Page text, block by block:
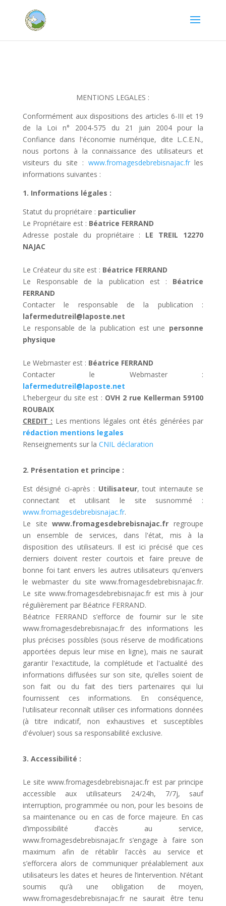
MENTIONS LEGALES :
Conformément aux dispositions des articles 6-III et 19
de la Loi n° 2004-575 du 21 juin 2004 pour la
Confiance dans l'économie numérique, dite L.C.E.N.,
nous portons à la connaissance des utilisateurs et
visiteurs du site : www.fromagesdebrebisnajac.frles
informations suivantes :
1. Informations légales :
Statut du propriétaire : particulier
Le Propriétaire est : Béatrice FERRAND
Adresse postale du propriétaire : LE TREIL 12270
NAJAC
Le Créateur du site est : Béatrice FERRAND
Le Responsable de la publication est : Béatrice
FERRAND
Contacter le responsable de la publication :
lafermedutreil@laposte.net
Le responsable de la publication est une personne
physique
Le Webmaster est : Béatrice FERRAND
Contacter le Webmaster :
lafermedutreil@laposte.net
L’hebergeur du site est : OVH 2 rue Kellerman 59100
ROUBAIX
CREDIT : Les mentions légales ont étés générées par
rédaction mentions legales
Renseignements sur la CNIL déclaration
2. Présentation et principe :
Est désigné ci-après : Utilisateur, tout internaute se
connectant et utilisant le site susnommé :
www.fromagesdebrebisnajac.fr.
Le sitewww.fromagesdebrebisnajac.fr regroupe
un ensemble de services, dans l'état, mis à la
disposition des utilisateurs. Il est ici précisé que ces
derniers doivent rester courtois et faire preuve de
bonne foi tant envers les autres utilisateurs qu'envers
le webmaster du site www.fromagesdebrebisnajac.fr.
Le site www.fromagesdebrebisnajac.fr est mis à jour
régulièrement par Béatrice FERRAND.
Béatrice FERRAND s’efforce de fournir sur le site
www.fromagesdebrebisnajac.fr des informations les
plus précises possibles (sous réserve de modifications
apportées depuis leur mise en ligne), mais ne saurait
garantir l'exactitude, la complétude et l'actualité des
informations diffusées sur son site, qu’elles soient de
son fait ou du fait des tiers partenaires qui lui
fournissent ces informations. En conséquence,
l'utilisateur reconnaît utiliser ces informations données
(à titre indicatif, non exhaustives et susceptibles
d'évoluer) sous sa responsabilité exclusive.
3. Accessibilité :
Le site www.fromagesdebrebisnajac.fr est par principe
accessible aux utilisateurs 24/24h, 7/7j, sauf
interruption, programmée ou non, pour les besoins de
sa maintenance ou en cas de force majeure. En cas
d’impossibilité d’accès au service,
www.fromagesdebrebisnajac.fr s’engage à faire son
maximum afin de rétablir l’accès au service et
s’efforcera alors de communiquer préalablement aux
utilisateurs les dates et heures de l’intervention. N’étant
soumis qu’à une obligation de moyen,
www.fromagesdebrebisnajac.fr ne saurait être tenu